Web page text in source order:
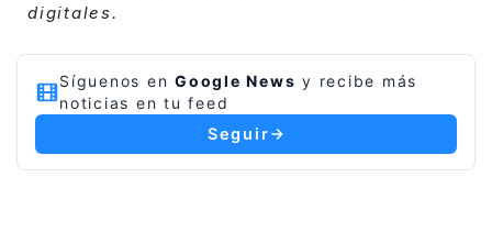
digitales.
Síguenos en Google News y recibe más
noticias en tu feed
Seguir